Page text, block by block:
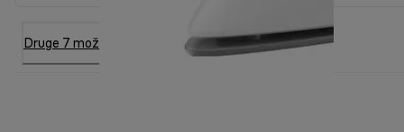
Druge 7 možnosti